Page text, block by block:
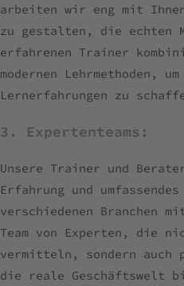
arbeiten wir eng mit Ihnen
zu gestalten, die echten
erfahrenen Trainer
modernen Lehrmethoden,
Lernerfahrungen zu
3. Expertenteams:
Unsere Trainer und
Erfahrung und umfassendes
verschiedenen Branchen
Team von Experten, die
vermitteln, sondern
die reale Geschäftswelt